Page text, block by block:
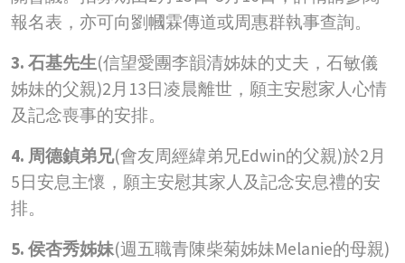
報名表，亦可向劉幗霖傳道或周惠群執事查詢。
3. 石基先生(信望愛團李韻清姊妹的丈夫，石敏儀
姊妹的父親)2月13日凌晨離世，願主安慰家人心情
及記念喪事的安排。
4. 周德鍞弟兄(會友周經緯弟兄Edwin的父親)於2月
5日安息主懷，願主安慰其家人及記念安息禮的安
排。
5. 侯杏秀姊妹(週五職青陳柴菊姊妹Melanie的母親)